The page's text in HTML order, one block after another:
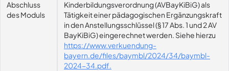
Abschluss
des Moduls
Kinderbildungsverordnung (AVBayKiBiG) als
Tätigkeit einer pädagogischen Ergänzungskraft
in den Anstellungsschlüssel (§ 17 Abs. 1 und 2 AV
BayKiBiG) eingerechnet werden. Siehe hierzu
https://www.verkuendung-
bayern.de/files/baymbl/2024/34/baymbl-
2024-34.pdf.